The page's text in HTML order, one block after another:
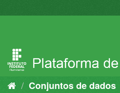
para
Conjuntos de dados